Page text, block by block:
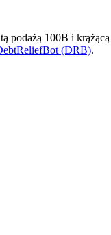
100B i
(DRB).